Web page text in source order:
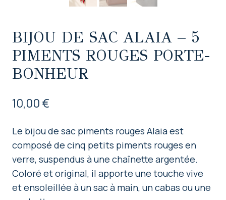
BIJOU DE SAC ALAIA – 5
PIMENTS ROUGES PORTE-
BONHEUR
10,00€
Le bijou de sac piments rouges Alaia est
composé de cinq petits piments rouges en
verre, suspendus à une chaînette argentée.
Coloré et original, il apporte une touche vive
et ensoleillée à un sac à main, un cabas ou une